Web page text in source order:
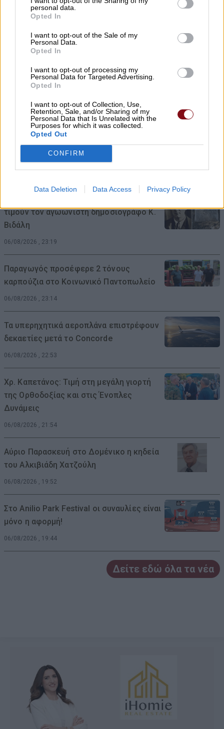
personal data.
Opted In
I want to opt-out of the Sale of my
Personal Data.
Opted In
I want to opt-out of processing my
Personal Data for Targeted Advertising.
Opted In
I want to opt-out of Collection, Use,
Retention, Sale, and/or Sharing of my
Personal Data that Is Unrelated with the
Purposes for which it was collected.
Opted Out
CONFIRM
Data Deletion Data Access Privacy Policy
Τσιουρή
Κάλυψη κενών θέσεων στο Πρότυπο ΓΕΛ
06/08/2026 , 23:33
Συνελήφθη 22χρονος για απόπειρα
απάτης σε βάρος Λαρισαίας
06/08/2026 , 23:25
τιμούν τον αγωωνιστή δημοσιογράφο Κ.
Βιδάλη
06/08/2026 , 23:19
Παραγωγός προσέφερε 2 τόνους
καρπούζια στο Κοινωνικό Παντοπωλείο
06/08/2026 , 23:14
Τα υπερηχητικά αεροπλάνα επιστρέφουν
δεκαετίες μετά το Concorde
06/08/2026 , 22:53
Χρ. Καπετάνος: Τιμή στη μεγάλη γιορτή
της Ορθοδοξίας και στις Ένοπλες
Δυνάμεις
06/08/2026 , 21:54
Αύριο Παρασκευή στο Δομένικο η κηδεία
του Αλκιβιάδη Χατζούλη
06/08/2026 , 19:52
Στο Anilio Park Festival οι συναυλίες είναι
μόνο η αφορμή!
06/08/2026 , 19:44
Δείτε εδώ όλα τα νέα